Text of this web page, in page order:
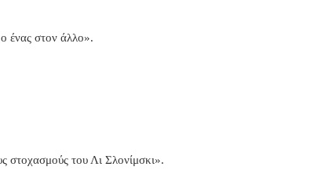
ένας στον άλλο».
στοχασμούς του Λι Σλονίμσκι».